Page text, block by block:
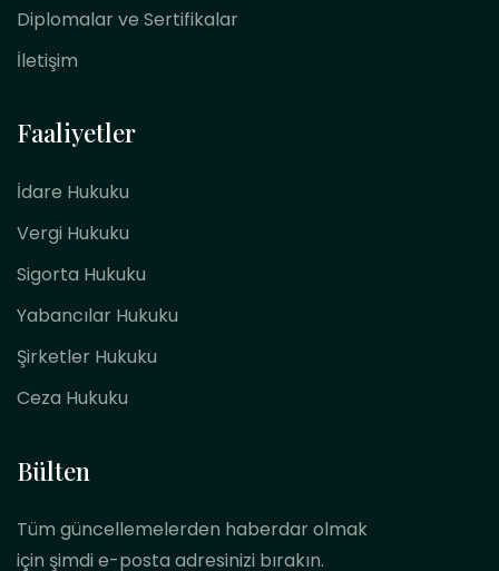
Diplomalar ve Sertifikalar
İletişim
Faaliyetler
İdare Hukuku
Vergi Hukuku
Sigorta Hukuku
Yabancılar Hukuku
Şirketler Hukuku
Ceza Hukuku
Bülten
Tüm güncellemelerden haberdar olmak
için şimdi e-posta adresinizi bırakın.